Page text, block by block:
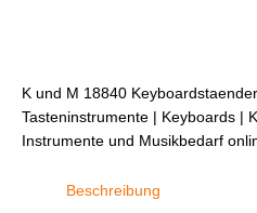
K und M 18840
Tasteninstrumente | Keyboards |
Instrumente und Musikbedarf
Beschreibung